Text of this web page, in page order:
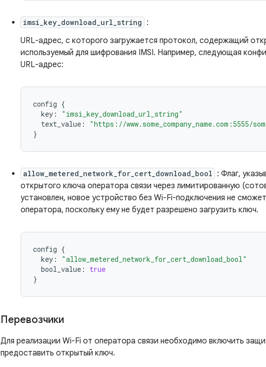
imsi_key_download_url_string :
URL-адрес, с которого загружается протокол, содержащий
используемый для шифрования IMSI. Например, следующая
URL-адрес:
config {
key :
"imsi_key_download_url_string"
text_value :
"https://www.some_company_name.com:5555/
}
allow_metered_network_for_cert_download_bool : Флаг,
открытого ключа оператора связи через лимитированную
установлен, новое устройство без Wi-Fi-подключения не
оператора, поскольку ему не будет разрешено загрузить ключ.
config {
key :
"allow_metered_network_for_cert_download_bool"
bool_value :
true
}
Перевозчики
Для реализации Wi-Fi от оператора связи необходимо включить
предоставить открытый ключ.